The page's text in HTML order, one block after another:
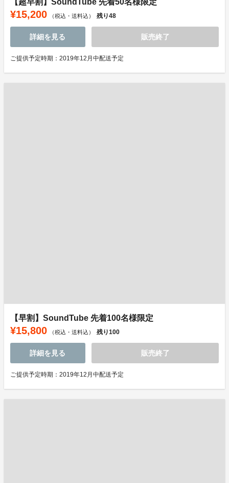
【超早割】SoundTube 先着50名様限定
¥15,200 （税込・送料込） 残り48
詳細を見る 販売終了
ご提供予定時期：2019年12月中配送予定
【早割】SoundTube 先着100名様限定
¥15,800 （税込・送料込） 残り100
詳細を見る 販売終了
ご提供予定時期：2019年12月中配送予定